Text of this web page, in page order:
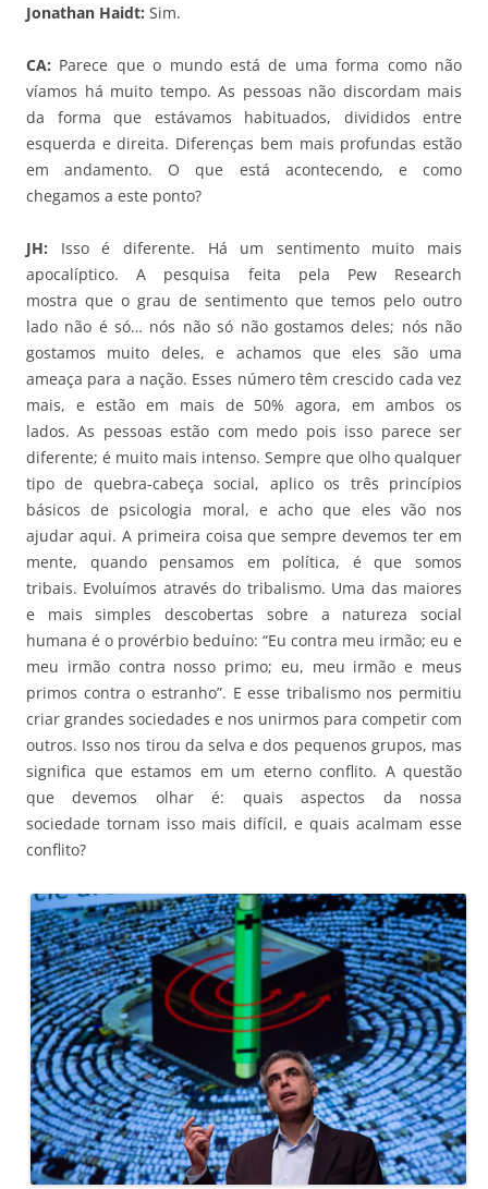
Jonathan Haidt: Sim.
CA: Parece que o mundo está de uma forma como não
víamos há muito tempo. As pessoas não discordam mais
da forma que estávamos habituados, divididos entre
esquerda e direita. Diferenças bem mais profundas estão
em andamento. O que está acontecendo, e como
chegamos a este ponto?
JH: Isso é diferente. Há um sentimento muito mais
apocalíptico. A pesquisa feita pela Pew Research
mostra que o grau de sentimento que temos pelo outro
lado não é só… nós não só não gostamos deles; nós não
gostamos muito deles, e achamos que eles são uma
ameaça para a nação. Esses número têm crescido cada vez
mais, e estão em mais de 50% agora, em ambos os
lados. As pessoas estão com medo pois isso parece ser
diferente; é muito mais intenso. Sempre que olho qualquer
tipo de quebra-cabeça social, aplico os três princípios
básicos de psicologia moral, e acho que eles vão nos
ajudar aqui. A primeira coisa que sempre devemos ter em
mente, quando pensamos em política, é que somos
tribais. Evoluímos através do tribalismo. Uma das maiores
e mais simples descobertas sobre a natureza social
humana é o provérbio beduíno: “Eu contra meu irmão; eu e
meu irmão contra nosso primo; eu, meu irmão e meus
primos contra o estranho”. E esse tribalismo nos permitiu
criar grandes sociedades e nos unirmos para competir com
outros. Isso nos tirou da selva e dos pequenos grupos, mas
significa que estamos em um eterno conflito. A questão
que devemos olhar é: quais aspectos da nossa
sociedade tornam isso mais difícil, e quais acalmam esse
conflito?